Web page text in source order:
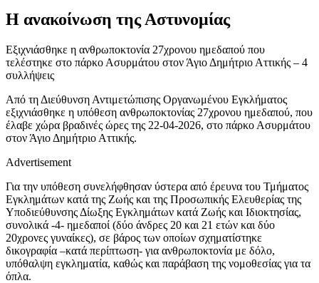
Η ανακοίνωση της Αστυνομίας
Εξιχνιάσθηκε η ανθρωποκτονία 27χρονου ημεδαπού που
τελέστηκε στο πάρκο Ασυρμάτου στον Άγιο Δημήτριο Αττικής – 4
συλλήψεις
Από τη Διεύθυνση Αντιμετώπισης Οργανωμένου Εγκλήματος
εξιχνιάσθηκε η υπόθεση ανθρωποκτονίας 27χρονου ημεδαπού, που
έλαβε χώρα βραδινές ώρες της 22-04-2026, στο πάρκο Ασυρμάτου
στον Άγιο Δημήτριο Αττικής.
Advertisement
Για την υπόθεση συνελήφθησαν ύστερα από έρευνα του Τμήματος
Εγκλημάτων κατά της Ζωής και της Προσωπικής Ελευθερίας της
Υποδιεύθυνσης Δίωξης Εγκλημάτων κατά Ζωής και Ιδιοκτησίας,
συνολικά -4- ημεδαποί (δύο άνδρες 20 και 21 ετών και δύο
20χρονες γυναίκες), σε βάρος των οποίων σχηματίστηκε
δικογραφία –κατά περίπτωση- για ανθρωποκτονία με δόλο,
υπόθαλψη εγκληματία, καθώς και παράβαση της νομοθεσίας για τα
όπλα.